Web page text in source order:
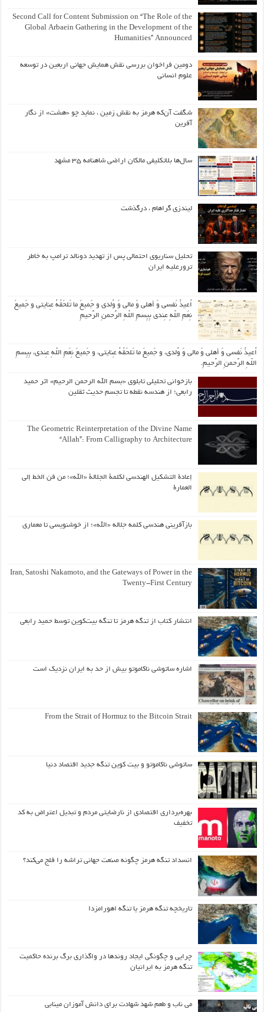
Second Call for Content Submission on “The Role of the
Global Arbaein Gathering in the Development of the
Humanities” Announced
دومین فراخوان بررسی نقش همایش جهانی اربعین در توسعه
علوم انسانی
شگفت آن‌که هرمز به نقش زمین ، نماید چو «هشت» از نگار
آفرین
سال‌ها بلاتکلیفی مالکان اراضی شاهنامه ۳۵ مشهد
لیندزی گراهام ، درگذشت
تحلیل سناریوی احتمالی پس از تهدید دونالد ترامپ به خاطر
ترورعلیه ایران
اُعیذُ نَفسی وَ أهلی وَ مالی وَ وُلدی و جَمیعَ ما تَلحَقُهُ عِنایتی و جَمیعَ
نِعَمِ اللّهِ عِندی بِبِسمِ اللّهِ الرَّحمنِ الرَّحیمِ
اُعیذُ نَفسی وَ أهلی وَ مالی وَ وُلدی، و جَمیعَ ما تَلحَقُهُ عِنایتی، و جَمیعَ نِعَمِ اللّهِ عِندی، بِبِسمِ
اللّهِ الرَّحمنِ الرَّحیمِ.
بازخوانی تحلیلی تابلوی «بسم الله الرحمن الرحیم» اثر حمید
رابعی؛ از هندسه نقطه تا تجسم حدیث ثقلین
The Geometric Reinterpretation of the Divine Name
“Allah”: From Calligraphy to Architecture
إعادة التشكيل الهندسي لكلمة الجلالة «الله»؛ من فن الخط إلى
العمارة
بازآفرینی هندسی کلمه جلاله «الله»؛ از خوشنویسی تا معماری
Iran, Satoshi Nakamoto, and the Gateways of Power in the
Twenty-First Century
انتشار کتاب از تنگه هرمز تا تنگه بیت‌کوین توسط حمید رابعی
اشاره ساتوشی ناکاموتو بیش از حد به ایران نزدیک است
From the Strait of Hormuz to the Bitcoin Strait
ساتوشی ناکاموتو و بیت کوین تنگه جدید اقتصاد دنیا
بهره‌برداری اقتصادی از نارضایتی مردم و تبدیل اعتراض به کد
تخفیف
انسداد تنگه هرمز چگونه صنعت جهانی تراشه را فلج می‌کند؟
تاریخچه تنگه هرمز یا تنگه اهورامزدا
چرایی و چگونگی ایجاد روندها در واگذاری برگ برنده حاکمیت
تنگه هرمز به ایرانیان
می ناب و طعم شهد شهادت برای دانش آموزان مینابی